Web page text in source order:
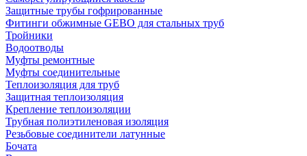
Защитные трубы гофрированные
Фитинги обжимные GEBO для стальных труб
Тройники
Водоотводы
Муфты ремонтные
Муфты соединительные
Теплоизоляция для труб
Защитная теплоизоляция
Крепление теплоизоляции
Трубная полиэтиленовая изоляция
Резьбовые соединители латунные
Бочата